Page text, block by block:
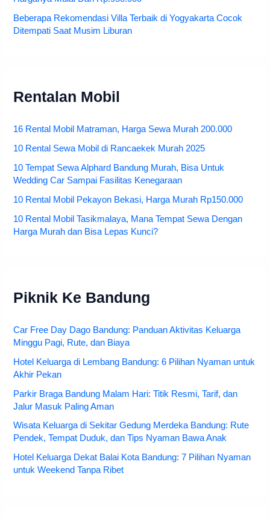
Beberapa Rekomendasi Villa Terbaik di Yogyakarta Cocok
Ditempati Saat Musim Liburan
Rentalan Mobil
16 Rental Mobil Matraman, Harga Sewa Murah 200.000
10 Rental Sewa Mobil di Rancaekek Murah 2025
10 Tempat Sewa Alphard Bandung Murah, Bisa Untuk
Wedding Car Sampai Fasilitas Kenegaraan
10 Rental Mobil Pekayon Bekasi, Harga Murah Rp150.000
10 Rental Mobil Tasikmalaya, Mana Tempat Sewa Dengan
Harga Murah dan Bisa Lepas Kunci?
Piknik Ke Bandung
Car Free Day Dago Bandung: Panduan Aktivitas Keluarga
Minggu Pagi, Rute, dan Biaya
Hotel Keluarga di Lembang Bandung: 6 Pilihan Nyaman untuk
Akhir Pekan
Parkir Braga Bandung Malam Hari: Titik Resmi, Tarif, dan
Jalur Masuk Paling Aman
Wisata Keluarga di Sekitar Gedung Merdeka Bandung: Rute
Pendek, Tempat Duduk, dan Tips Nyaman Bawa Anak
Hotel Keluarga Dekat Balai Kota Bandung: 7 Pilihan Nyaman
untuk Weekend Tanpa Ribet